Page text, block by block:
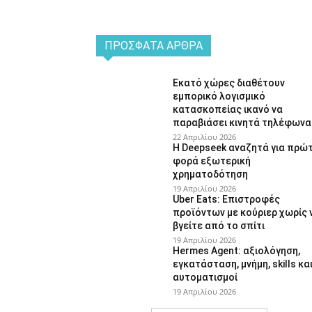
ΠΡΌΣΦΑΤΑ ΆΡΘΡΑ
Εκατό χώρες διαθέτουν
εμπορικό λογισμικό
κατασκοπείας ικανό να
παραβιάσει κινητά τηλέφωνα
22 Απριλίου 2026
Η Deepseek αναζητά για
φορά εξωτερική
χρηματοδότηση
19 Απριλίου 2026
Uber Eats: Επιστροφές
προϊόντων με κούριερ χωρίς
βγείτε από το σπίτι
19 Απριλίου 2026
Hermes Agent: αξιολόγηση,
εγκατάσταση, μνήμη, skills και
αυτοματισμοί
19 Απριλίου 2026